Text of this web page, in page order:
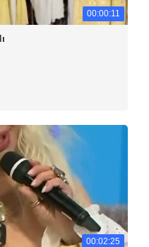
00:00:11
00:02:25